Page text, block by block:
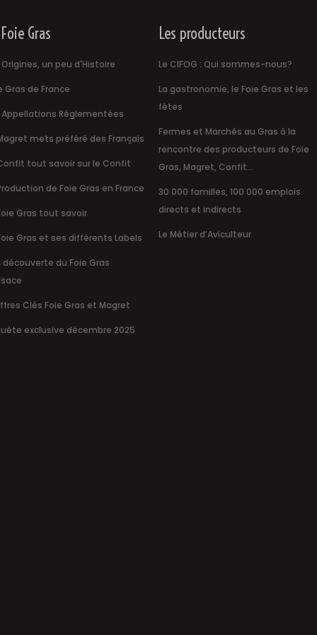
Gras
Origines, un peu d'Histoire
Gras de France
Appellations Réglementées
mets préféré des Français
tout savoir sur le Confit
de Foie Gras en France
Gras tout savoir
Gras et ses différents Labels
découverte du Foie Gras
Clés Foie Gras et Magret
exclusive décembre 2025
Les producteurs
Le CIFOG : Qui sommes-nous?
La gastronomie, le Foie Gras et les
fêtes
Fermes et Marchés au Gras à la
rencontre des producteurs de Foie
Gras, Magret, Confit...
30 000 familles, 100 000 emplois
directs et indirects
Le Métier d’Aviculteur